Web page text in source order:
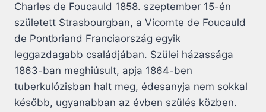
Charles de Foucauld 1858. szeptember 15-én
született Strasbourgban, a Vicomte de Foucauld
de Pontbriand Franciaország egyik
leggazdagabb családjában. Szülei házassága
1863-ban meghiúsult, apja 1864-ben
tuberkulózisban halt meg, édesanyja nem sokkal
később, ugyanabban az évben szülés közben.